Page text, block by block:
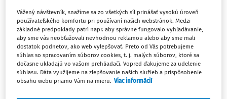
Ups, zatiaľ ste si prečítali len
začiatok...
Celý odborný obsah z tejto oblasti je
dostupný predplatiteľom portálu.
Vážený návštevník, snažíme sa zo všetkých síl prinášať vysokú úroveň
používateľského komfortu pri používaní našich webstránok. Medzi
základné predpoklady patrí napr. aby správne fungovalo vyhľadávanie,
aby sme vás neobťažovali nevhodnou reklamou alebo aby sme mali
dostatok podnetov, ako web vylepšovať. Preto od Vás potrebujeme
súhlas so spracovaním súborov cookies, t. j. malých súborov, ktoré sa
dočasne ukladajú vo vašom prehliadači. Vopred ďakujeme za udelenie
súhlasu. Dáta využijeme na zlepšovanie našich služieb a prispôsobenie
obsahu webu priamo Vám na mieru. Viac informácií